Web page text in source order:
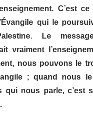
C’est
qui le
Le
vraiment
nous pouvons le
; quand nous le
qui nous parle, c’est